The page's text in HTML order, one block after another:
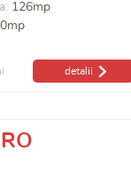
126mp
detalii